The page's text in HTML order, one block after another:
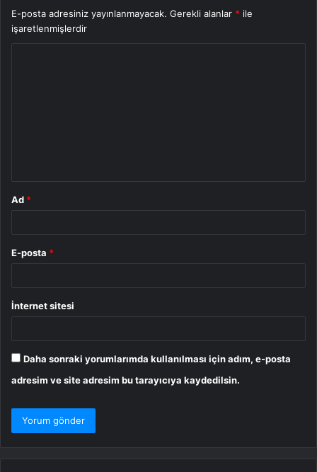
E-posta adresiniz yayınlanmayacak. Gerekli alanlar * ile
işaretlenmişlerdir
Ad *
E-posta *
İnternet sitesi
Daha sonraki yorumlarımda kullanılması için adım, e-posta
adresim ve site adresim bu tarayıcıya kaydedilsin.